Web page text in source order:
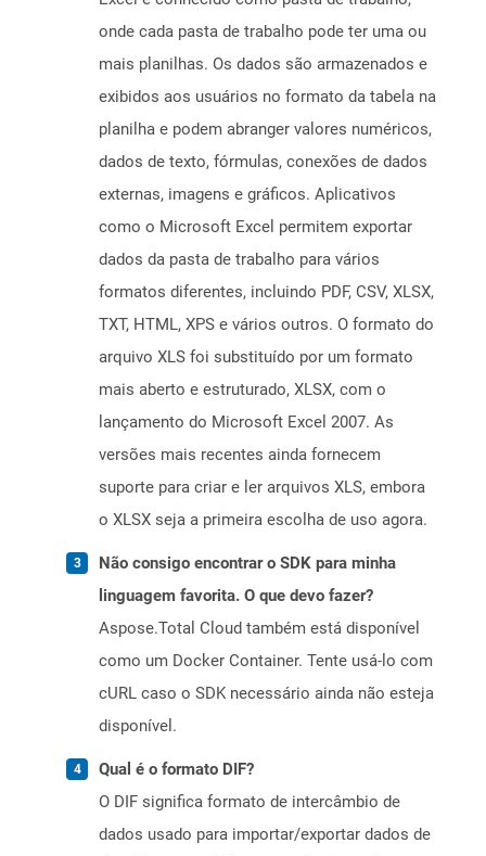
onde cada pasta de trabalho pode ter uma ou
mais planilhas. Os dados são armazenados e
exibidos aos usuários no formato da tabela na
planilha e podem abranger valores numéricos,
dados de texto, fórmulas, conexões de dados
externas, imagens e gráficos. Aplicativos
como o Microsoft Excel permitem exportar
dados da pasta de trabalho para vários
formatos diferentes, incluindo PDF, CSV, XLSX,
TXT, HTML, XPS e vários outros. O formato do
arquivo XLS foi substituído por um formato
mais aberto e estruturado, XLSX, com o
lançamento do Microsoft Excel 2007. As
versões mais recentes ainda fornecem
suporte para criar e ler arquivos XLS, embora
o XLSX seja a primeira escolha de uso agora.
Não consigo encontrar o SDK para minha
linguagem favorita. O que devo fazer?
Aspose.Total Cloud também está disponível
como um Docker Container. Tente usá-lo com
cURL caso o SDK necessário ainda não esteja
disponível.
Qual é o formato DIF?
O DIF significa formato de intercâmbio de
dados usado para importar/exportar dados de